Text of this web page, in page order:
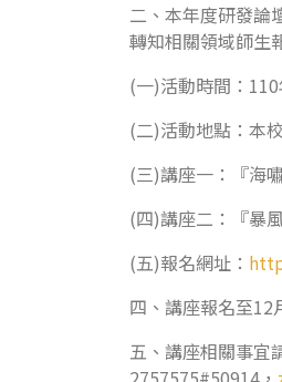
二、本年度研發論
轉知相關領域師生
(一)活動時間：
(二)活動地點：本
(三)講座一：『海
(四)講座二：『暴
(五)報名網址：
四、講座報名至12
五、講座相關事宜